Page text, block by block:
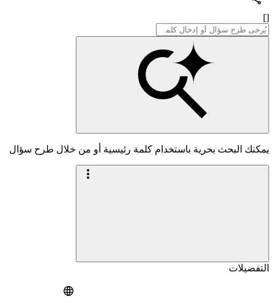
[]
يمكنك البحث بحرية باستخدام كلمة رئيسية أو من خلال طرح سؤال
التفضيلات